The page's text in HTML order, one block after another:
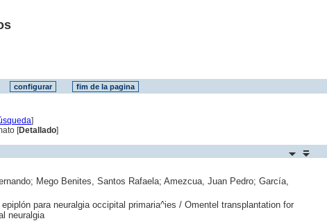
]
[Detallado]
Mego Benites, Santos Rafaela; Amezcua, Juan Pedro; García,
para neuralgia occipital primaria^ies / Omentel transplantation for
neuralgia